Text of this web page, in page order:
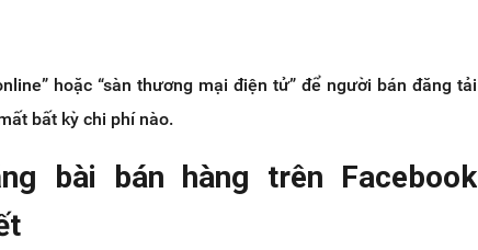
hoặc “sàn thương mại điện tử” để người bán đăng tải
bất kỳ chi phí nào.
bài bán hàng trên Facebook